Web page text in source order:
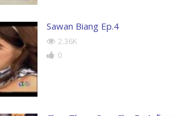
Sawan Biang Ep.4
2.36K
0